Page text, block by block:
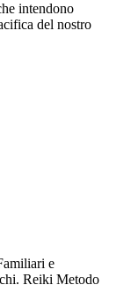
intendono
del nostro
e
Reiki Metodo